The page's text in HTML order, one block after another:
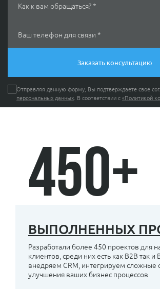
Как к вам обращаться? *
Ваш телефон для связи *
Отправляя данную форму, Вы подтверждаете свое
персональных данных . В соответствии с«Политикой
450+
ВЫПОЛНЕННЫХ
Разработали более 450 проектов для
клиентов, среди них есть как B2B так
внедряем CRM, интегрируем сложные
улучшения ваших бизнес процессов